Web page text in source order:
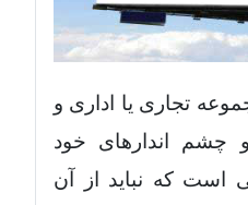
تجاری یا اداری و
چشم اندارهای خود
است که نباید از آن